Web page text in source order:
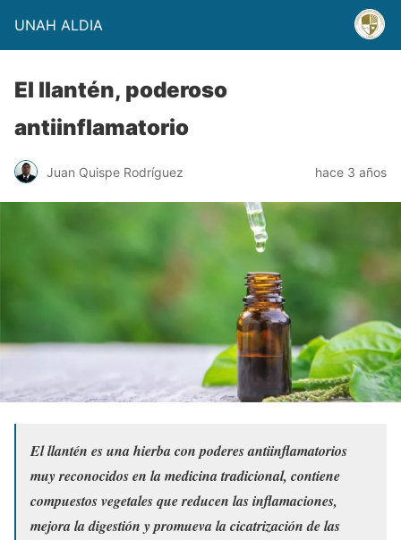
UNAH ALDIA
El llantén, poderoso
antiinflamatorio
Juan Quispe Rodríguez hace 3 años
El llantén es una hierba con poderes antiinflamatorios
muy reconocidos en la medicina tradicional, contiene
compuestos vegetales que reducen las inflamaciones,
mejora la digestión y promueva la cicatrización de las